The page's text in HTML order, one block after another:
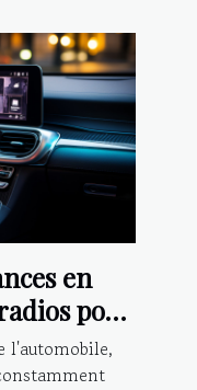
en
pour
de
l'automobile,